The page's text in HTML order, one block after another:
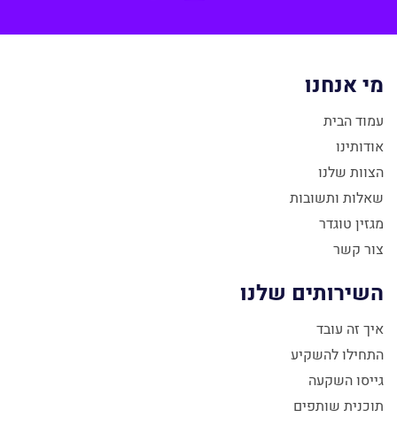
מי אנחנו
עמוד הבית
אודותינו
הצוות שלנו
שאלות ותשובות
מגזין טוגדר
צור קשר
השירותים שלנו
איך זה עובד
התחילו להשקיע
גייסו השקעה
תוכנית שותפים